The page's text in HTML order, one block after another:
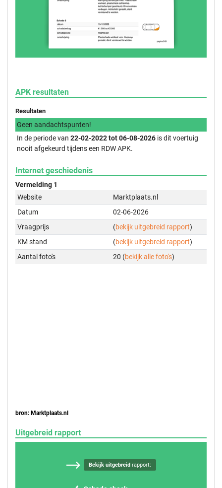
APK resultaten
Resultaten
Geen aandachtspunten!
In de periode van 22-02-2022 tot 06-08-2026 is dit voertuig
nooit afgekeurd tijdens een RDW APK.
Internet geschiedenis
Vermelding 1
Website
Marktplaats.nl
Datum
02-06-2026
Vraagprijs
(bekijk uitgebreid rapport)
KM stand
(bekijk uitgebreid rapport)
Aantal foto's
20 (bekijk alle foto's)
bron: Marktplaats.nl
Uitgebreid rapport
Bekijk uitgebreidrapport: